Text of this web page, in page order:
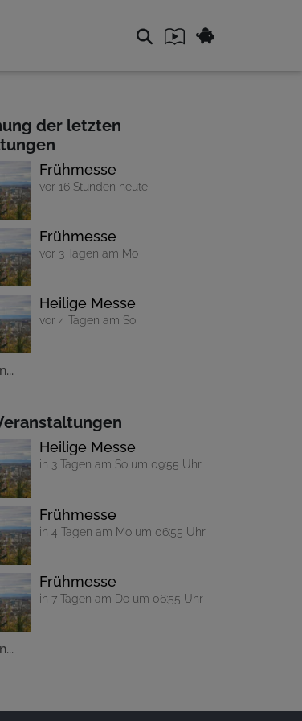
der letzten
Frühmesse
vor 16 Stunden heute
Frühmesse
vor 3 Tagen am Mo
Heilige Messe
vor 4 Tagen am So
Heilige Messe
in 3 Tagen am So um 09:55 Uhr
Frühmesse
in 4 Tagen am Mo um 06:55 Uhr
Frühmesse
in 7 Tagen am Do um 06:55 Uhr